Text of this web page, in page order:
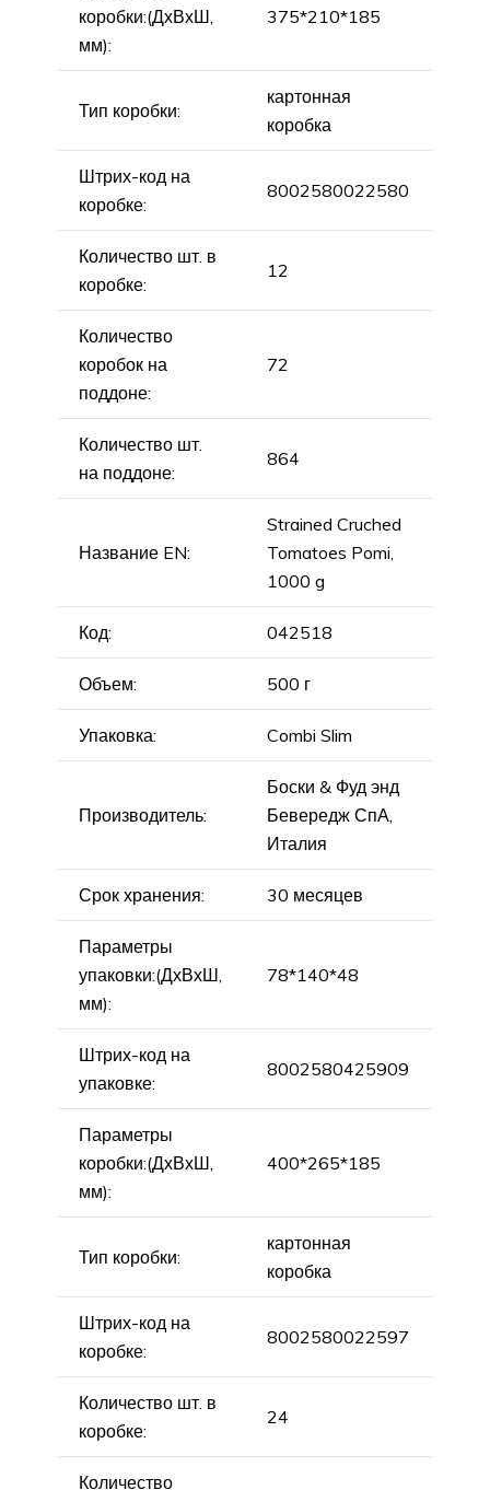
коробки:(ДхВхШ,
мм):
375*210*185
Тип коробки:
картонная
коробка
Штрих-код на
коробке:
8002580022580
Количество шт. в
коробке:
12
Количество
коробок на
поддоне:
72
Количество шт.
на поддоне:
864
Название EN:
Strained Cruched
Tomatoes Pomi,
1000 g
Код: 042518
Объем: 500 г
Упаковка: Combi Slim
Производитель:
Боски & Фуд энд
Бевередж СпА,
Италия
Срок хранения: 30 месяцев
Параметры
упаковки:(ДхВхШ,
мм):
78*140*48
Штрих-код на
упаковке:
8002580425909
Параметры
коробки:(ДхВхШ,
мм):
400*265*185
Тип коробки:
картонная
коробка
Штрих-код на
коробке:
8002580022597
Количество шт. в
коробке:
24
Количество